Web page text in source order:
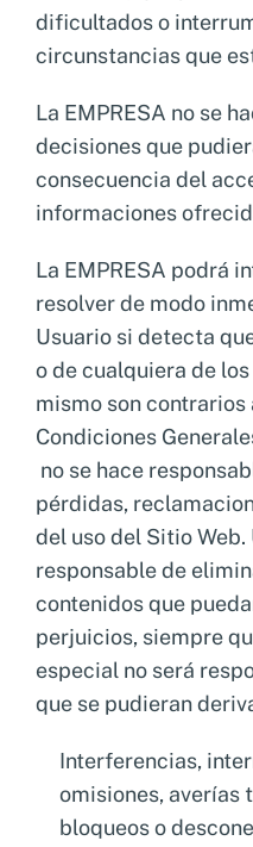
dificultados o
circunstancias que
La EMPRESA no se
decisiones que
consecuencia del
informaciones
La EMPRESA podrá
resolver de modo
Usuario si detecta
o de cualquiera de
mismo son contrarios
Condiciones
no se hace
pérdidas,
del uso del Sitio
responsable de
contenidos que
perjuicios, siempre
especial no será
que se pudieran
Interferencias,
omisiones, averías
bloqueos o